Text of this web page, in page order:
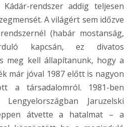
rendszer addig teljesen
A világért sem időzve
(habár mostanság,
kapcsán, ez divatos
meg kell állapítanunk, hogy a
már jóval 1987 előtt is nagyon
a társadalomról. 1981-ben
Jaruzelski
átvette a hatalmat – a